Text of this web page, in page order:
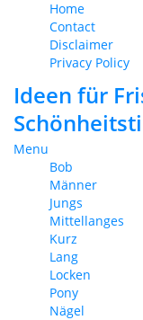
Home
Contact
Disclaimer
Privacy Policy
Ideen für
Menu
Bob
Männer
Jungs
Mittellanges
Kurz
Lang
Locken
Pony
Nägel